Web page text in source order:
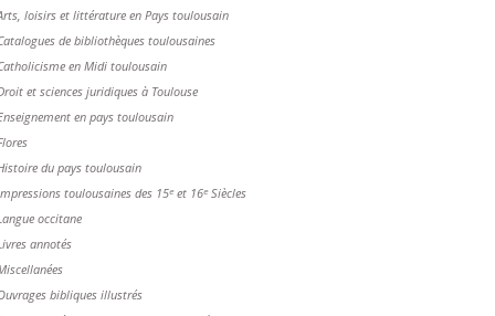
loisirs et littérature en Pays toulousain
de bibliothèques toulousaines
en Midi toulousain
et sciences juridiques à Toulouse
en pays toulousain
du pays toulousain
toulousaines des 15ᵉ et 16ᵉ Siècles
occitane
annotés
bibliques illustrés